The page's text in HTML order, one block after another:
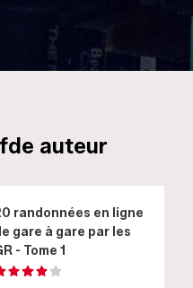
auteur
randonnées en ligne
gare à gare par les
- Tome 1